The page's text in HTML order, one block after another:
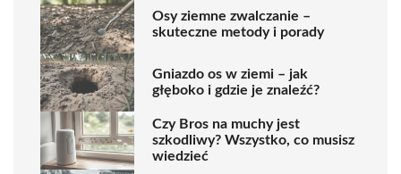
Osy ziemne zwalczanie –
skuteczne metody i porady
Gniazdo os w ziemi – jak
głęboko i gdzie je znaleźć?
Czy Bros na muchy jest
szkodliwy? Wszystko, co musisz
wiedzieć